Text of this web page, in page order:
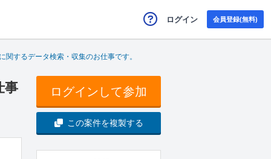
ログイン 会員登録(無料)
関するデータ検索・収集のお仕事です。
事
ログインして参加
この案件を複製する